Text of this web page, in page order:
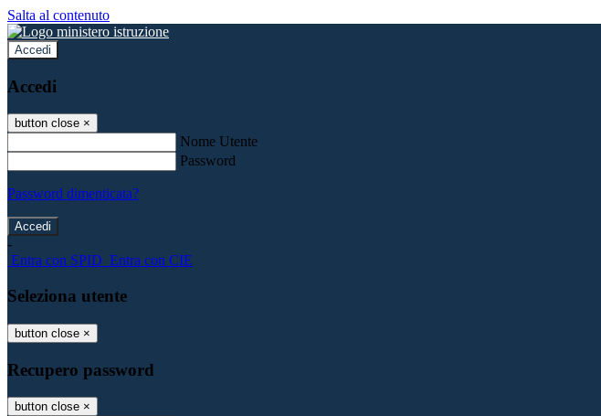
Salta al contenuto
Accedi
Accedi
button close ×
Nome Utente
Password
Password dimenticata?
-
Entra con SPID Entra con CIE
Seleziona utente
button close ×
Recupero password
button close ×